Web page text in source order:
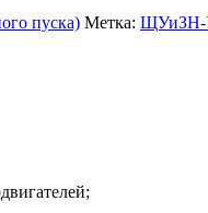
пуска) Метка: